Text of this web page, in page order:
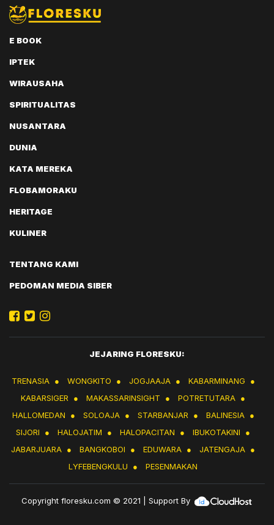
E BOOK
IPTEK
WIRAUSAHA
SPIRITUALITAS
NUSANTARA
DUNIA
KATA MEREKA
FLOBAMORAKU
HERITAGE
KULINER
TENTANG KAMI
PEDOMAN MEDIA SIBER
JEJARING FLORESKU:
TRENASIA ● WONGKITO ● JOGJAAJA ● KABARMINANG
●
KABARSIGER ● MAKASSARINSIGHT ● POTRETUTARA ●
HALLOMEDAN
● SOLOAJA ● STARBANJAR ● BALINESIA ●
SIJORI
● HALOJATIM ● HALOPACITAN ● IBUKOTAKINI
●
JABARJUARA ● BANGKOBOI ● EDUWARA ● JATENGAJA ●
LYFEBENGKULU
● PESENMAKAN
Copyrightfloresku.com © 2021 | Support By